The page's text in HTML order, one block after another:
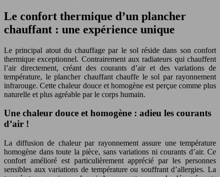
Le confort thermique d’un plancher
chauffant : une expérience unique
Le principal atout du chauffage par le sol réside dans son confort
thermique exceptionnel. Contrairement aux radiateurs qui chauffent
l’air directement, créant des courants d’air et des variations de
température, le plancher chauffant chauffe le sol par rayonnement
infrarouge. Cette chaleur douce et homogène est perçue comme plus
naturelle et plus agréable par le corps humain.
Une chaleur douce et homogène : adieu les courants
d’air !
La diffusion de chaleur par rayonnement assure une température
homogène dans toute la pièce, sans variations ni courants d’air. Ce
confort amélioré est particulièrement apprécié par les personnes
sensibles aux variations de température ou souffrant d’allergies. La